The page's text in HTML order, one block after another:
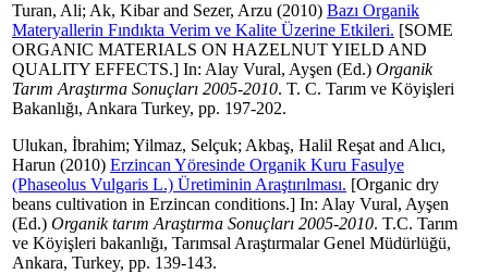
Turan, Ali; Ak, Kibarand Sezer, Arzu (2010) Bazı Organik
Materyallerin Fındıkta Verim ve Kalite Üzerine Etkileri. [SOME
ORGANIC MATERIALS ON HAZELNUT YIELD AND
QUALITY EFFECTS.] In: Alay Vural, Ayşen (Ed.) Organik
Tarım Araştırma Sonuçları 2005-2010. T. C. Tarım ve Köyişleri
Bakanlığı, Ankara Turkey, pp. 197-202.
Ulukan, İbrahim; Yilmaz, Selçuk; Akbaş, Halil Reşat and Alıcı,
Harun (2010) Erzincan Yöresinde Organik Kuru Fasulye
(Phaseolus Vulgaris L.) Üretiminin Araştırılması. [Organic dry
beans cultivation in Erzincan conditions.] In: Alay Vural, Ayşen
(Ed.) Organik tarım Araştırma Sonuçları 2005-2010. T.C. Tarım
ve Köyişleri bakanlığı, Tarımsal Araştırmalar Genel Müdürlüğü,
Ankara, Turkey, pp. 139-143.